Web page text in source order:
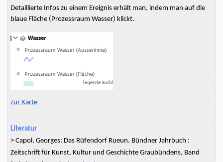
Detaillierte Infos zu einem Ereignis erhält man, indem man auf die
blaue Fläche (Prozessraum Wasser) klickt.
zur Karte
Literatur
> Capol, Georges: Das Rüfendorf Rueun. Bündner Jahrbuch :
Zeitschrift für Kunst, Kultur und Geschichte Graubündens, Band